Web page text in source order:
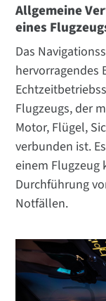
Allgemeine
eines
Das
hervorragendes
Flugzeugs, der
Motor, Flügel,
verbunden ist.
einem
Durchführung
Notfällen.